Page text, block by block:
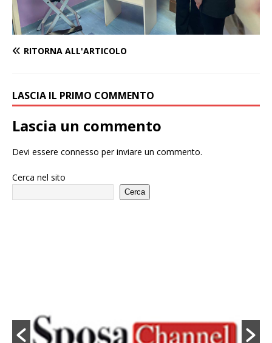
RITORNA ALL'ARTICOLO
LASCIA IL PRIMO COMMENTO
Lascia un commento
Devi essere connesso per inviare un commento.
Cerca nel sito
Cerca